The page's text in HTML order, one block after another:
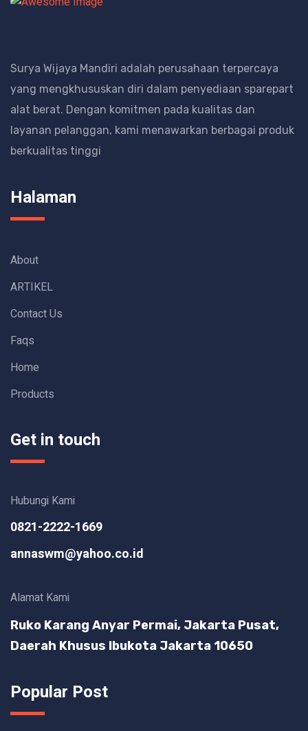
Surya Wijaya Mandiri adalah perusahaan terpercaya
yang mengkhususkan diri dalam penyediaan sparepart
alat berat. Dengan komitmen pada kualitas dan
layanan pelanggan, kami menawarkan berbagai produk
berkualitas tinggi
Halaman
About
ARTIKEL
Contact Us
Faqs
Home
Products
Get in touch
Hubungi Kami
0821-2222-1669
annaswm@yahoo.co.id
Alamat Kami
Ruko Karang Anyar Permai, Jakarta Pusat,
Daerah Khusus Ibukota Jakarta 10650
Popular Post